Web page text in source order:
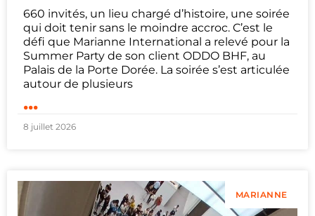
660 invités, un lieu chargé d’histoire, une soirée
qui doit tenir sans le moindre accroc. C’est le
défi que Marianne International a relevé pour la
Summer Party de son client ODDO BHF, au
Palais de la Porte Dorée. La soirée s’est articulée
autour de plusieurs
...
8 juillet 2026
MARIANNE